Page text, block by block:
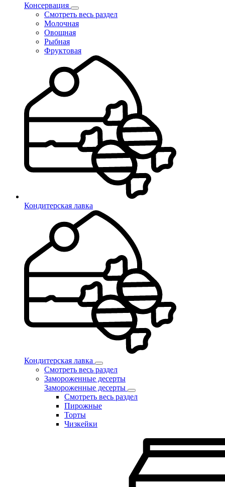
Консервация
Смотреть весь раздел
Молочная
Овощная
Рыбная
Фруктовая
Кондитерская лавка
Кондитерская лавка
Смотреть весь раздел
Замороженные десерты
Замороженные десерты
Смотреть весь раздел
Пирожные
Торты
Чизкейки